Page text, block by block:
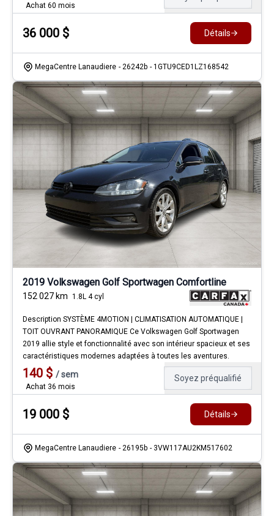
Achat 60 mois
36 000 $ Détails
MegaCentre Lanaudiere - 26242b - 1GTU9CED1LZ168542
2019 Volkswagen Golf Sportwagen Comfortline
152 027 km 1.8L 4 cyl
Description SYSTÈME 4MOTION | CLIMATISATION AUTOMATIQUE |
TOIT OUVRANT PANORAMIQUE Ce Volkswagen Golf Sportwagen
2019 allie style et fonctionnalité avec son intérieur spacieux et ses
caractéristiques modernes adaptées à toutes les aventures.
140 $ /sem
Achat 36 mois
Soyez préqualifié
19 000 $ Détails
MegaCentre Lanaudiere - 26195b - 3VW117AU2KM517602